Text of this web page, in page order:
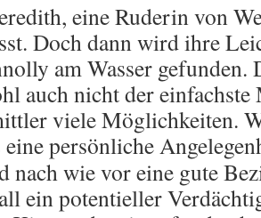
eine Ruderin von
Doch dann wird ihre
am Wasser gefunden.
auch nicht der einfachste
viele Möglichkeiten.
eine persönliche
nach wie vor eine gute
ein potentieller